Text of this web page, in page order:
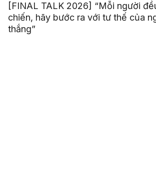
[FINAL TALK 2026] “Mỗi người
chiến, hãy bước ra với tư thế của
thắng”